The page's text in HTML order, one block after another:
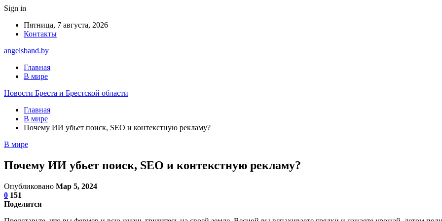
Sign in
Пятница, 7 августа, 2026
Контакты
angelsband.by
Главная
В мире
Новости Бреста и Брестской области
Главная
В мире
Почему ИИ убьет поиск, SEO и контекстную рекламу?
В мире
Почему ИИ убьет поиск, SEO и контекстную рекламу?
Опубликовано Мар 5, 2024
0 151
Поделится